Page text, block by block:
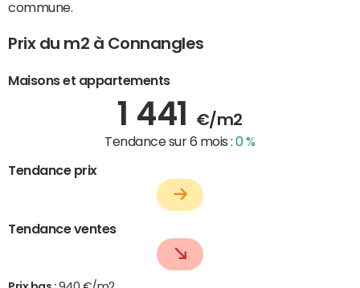
commune.
Prix du m2 à Connangles
Maisons et appartements
1 441 €/m2
Tendance sur 6 mois :0 %
Tendance prix
Tendance ventes